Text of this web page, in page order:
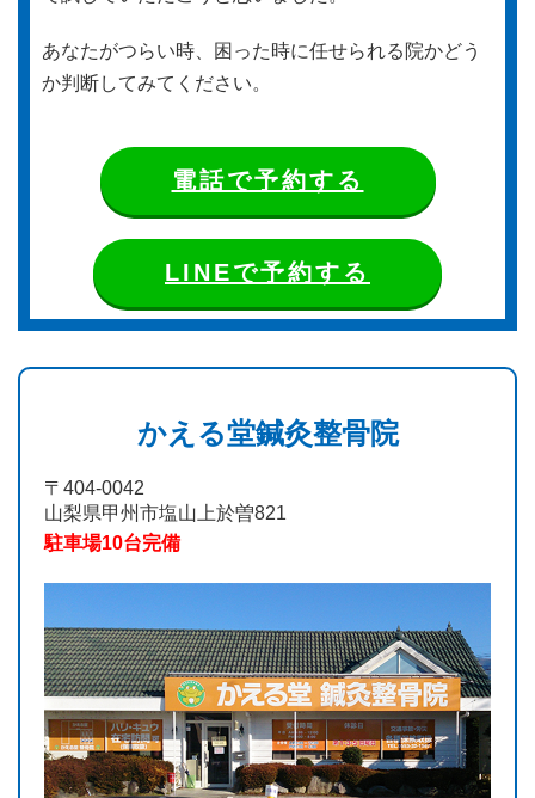
あなたがつらい時、困った時に任せられる院かどう
か判断してみてください。
電話で予約する
LINEで予約する
かえる堂鍼灸整骨院
〒404-0042
山梨県甲州市塩山上於曽821
駐車場10台完備